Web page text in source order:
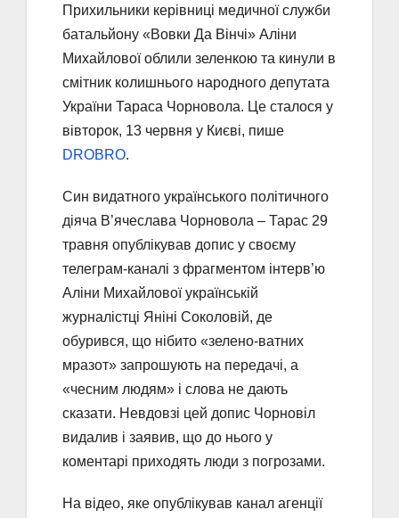
Прихильники керівниці медичної служби
батальйону «Вовки Да Вінчі» Аліни
Михайлової облили зеленкою та кинули в
смітник колишнього народного депутата
України Тараса Чорновола. Це сталося у
вівторок, 13 червня у Києві, пише
DROBRO.
Син видатного українського політичного
діяча В’ячеслава Чорновола – Тарас 29
травня опублікував допис у своєму
телеграм-каналі з фрагментом інтерв’ю
Аліни Михайлової українській
журналістці Яніні Соколовій, де
обурився, що нібито «зелено-ватних
мразот» запрошують на передачі, а
«чесним людям» і слова не дають
сказати. Невдовзі цей допис Чорновіл
видалив і заявив, що до нього у
коментарі приходять люди з погрозами.
На відео, яке опублікував канал агенції